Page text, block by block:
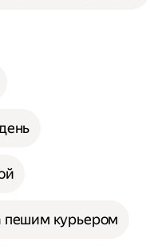
пешим курьером